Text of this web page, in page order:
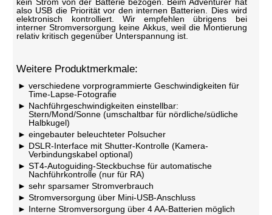
kein Strom von der Batterie bezogen. Beim Adventurer hat
also USB die Priorität vor den internen Batterien. Dies wird
elektronisch kontrolliert. Wir empfehlen übrigens bei
interner Stromversorgung keine Akkus, weil die Montierung
relativ kritisch gegenüber Unterspannung ist.
Weitere Produktmerkmale:
verschiedene vorprogrammierte Geschwindigkeiten für
Time-Lapse-Fotografie
Nachführgeschwindigkeiten einstellbar:
Stern/Mond/Sonne (umschaltbar für nördliche/südliche
Halbkugel)
eingebauter beleuchteter Polsucher
DSLR-Interface mit Shutter-Kontrolle (Kamera-
Verbindungskabel optional)
ST4-Autoguiding-Steckbuchse für automatische
Nachführkontrolle (nur für RA)
sehr sparsamer Stromverbrauch
Stromversorgung über Mini-USB-Anschluss
Interne Stromversorgung über 4 AA-Batterien möglich